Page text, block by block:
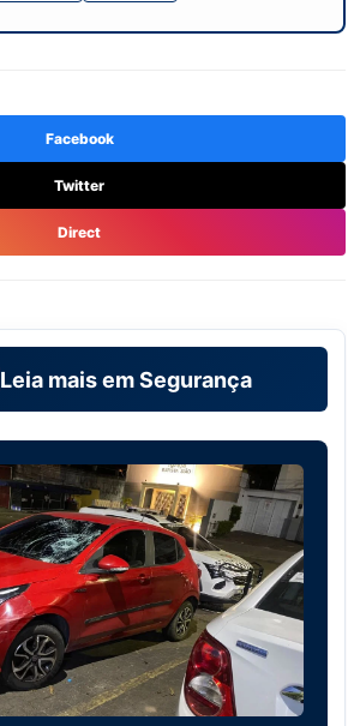
Facebook
Twitter
Direct
Leia mais emSegurança